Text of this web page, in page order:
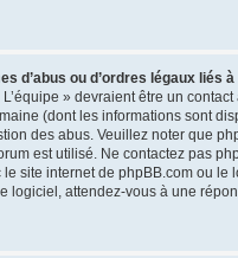
d’abus ou d’ordres légaux liés
» devraient être un
(dont les informations sont
des abus. Veuillez noter que
est utilisé. Ne contactez pas
site internet de phpBB.com ou
logiciel, attendez-vous à une